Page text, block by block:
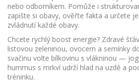
nebo odborníkem. Pomůže i
zapište si obavy, ověřte fakta a určete
zvládnutí každé obavy.
Chcete rychlý boost energie? Zdravé
listovou zeleninou, ovocem a semínky
svačinu volte bílkovinu s vlákninou —
hummus s mrkví udrží hlad na uzdě a
tréninku.